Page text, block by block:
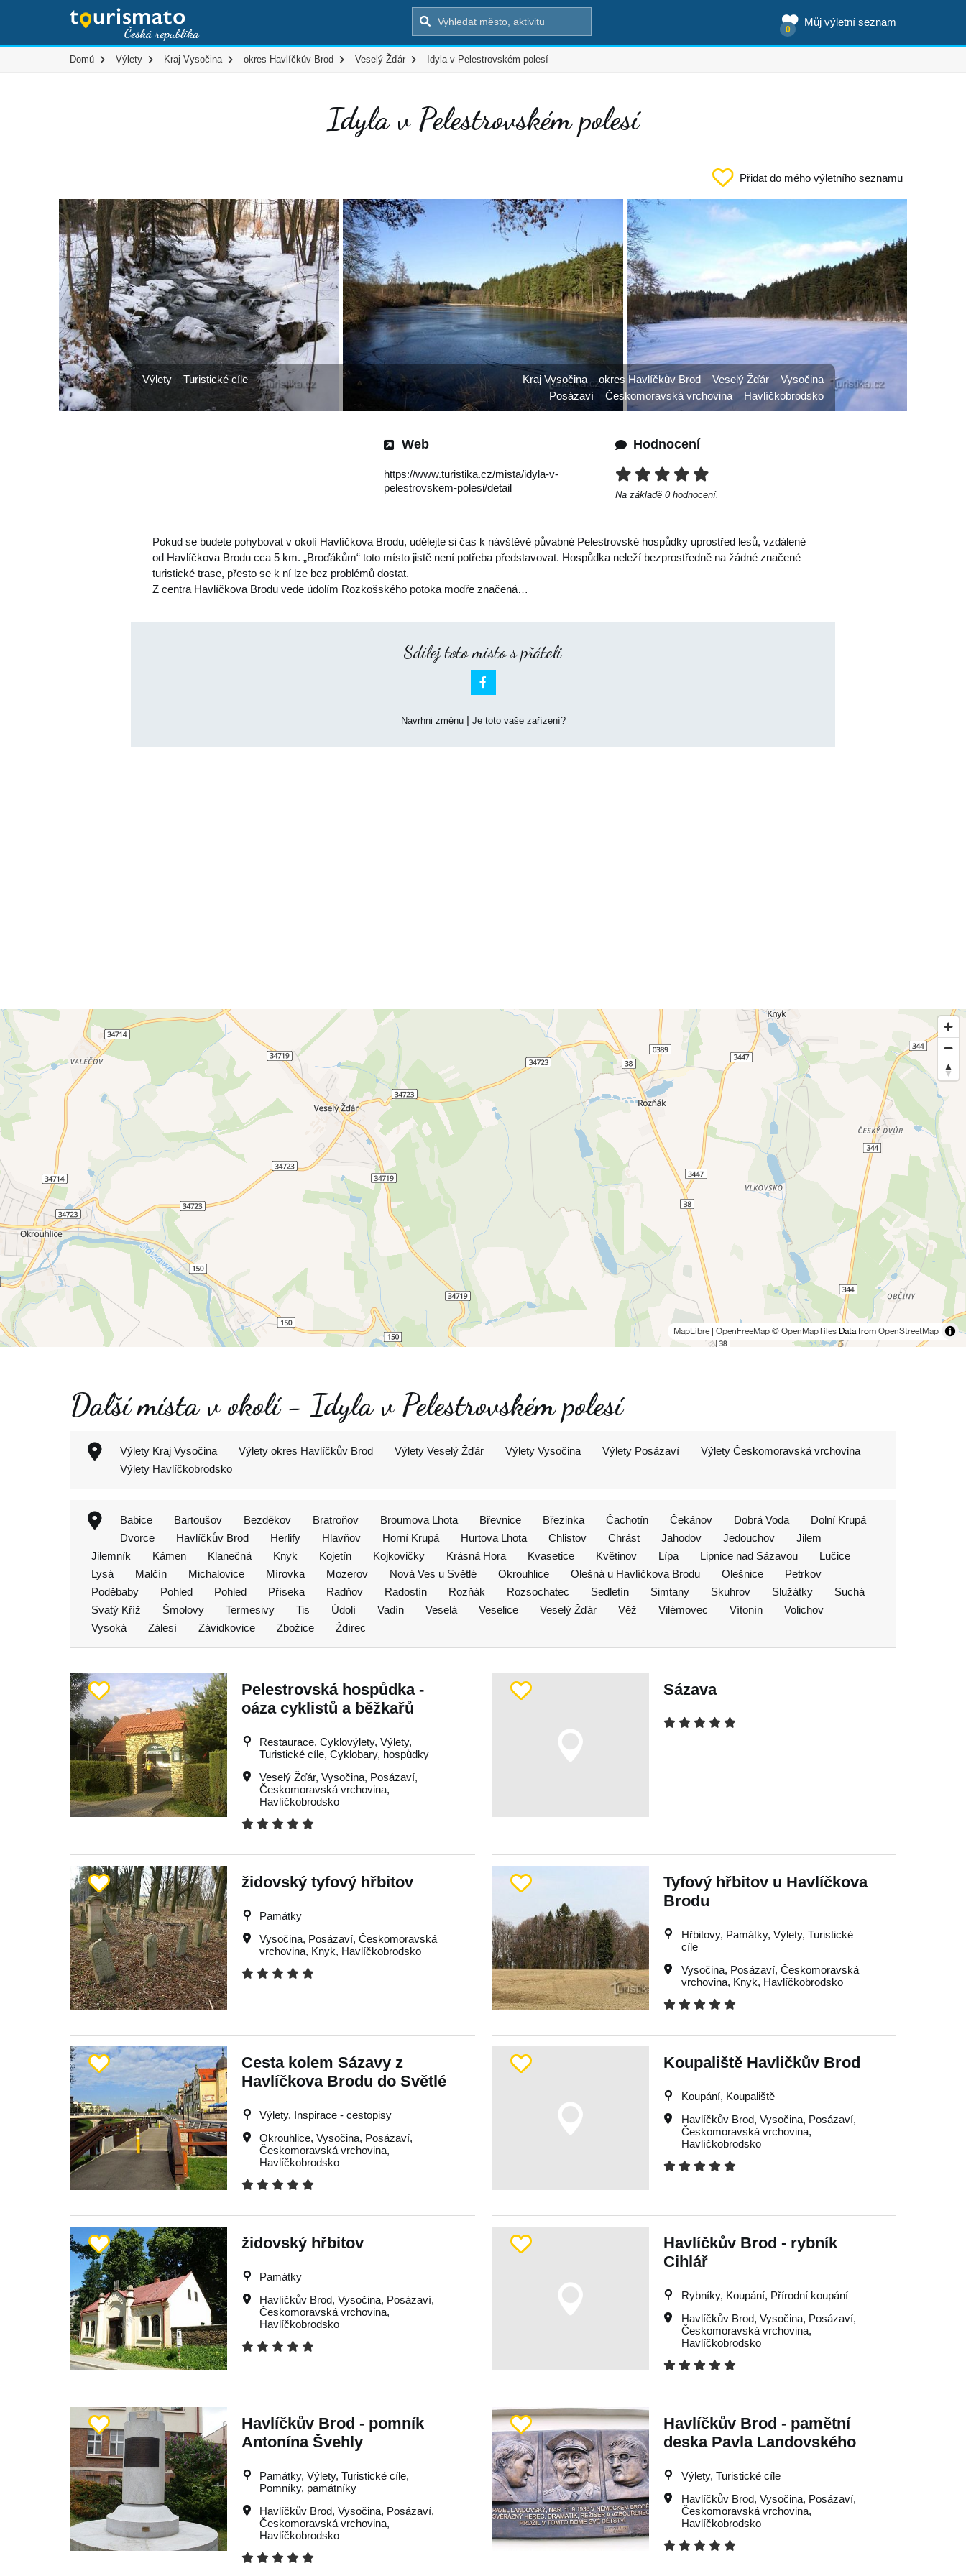
Můj výletní seznam
0
Domů Výlety Kraj Vysočina okres Havlíčkův Brod Veselý Žďár Idyla v Pelestrovském polesí
Idyla v Pelestrovském polesí
Přidat do mého výletního seznamu
Web
https://www.turistika.cz/mista/idyla-v-
pelestrovskem-polesi/detail
Hodnocení
Na základě 0 hodnocení.
Pokud se budete pohybovat v okolí Havlíčkova Brodu, udělejte si čas k návštěvě půvabné Pelestrovské hospůdky uprostřed lesů, vzdálené
od Havlíčkova Brodu cca 5 km. „Broďákům“ toto místo jistě není potřeba představovat. Hospůdka neleží bezprostředně na žádné značené
turistické trase, přesto se k ní lze bez problémů dostat.
Z centra Havlíčkova Brodu vede údolím Rozkošského potoka modře značená…
Výlety Turistické cíle Kraj Vysočina okres Havlíčkův Brod Veselý Žďár
Vysočina
Posázaví
Českomoravská vrchovina Havlíčkobrodsko
Sdílej toto místo s přáteli

Navrhni změnu| Je toto vaše zařízení?
MapLibre OpenFreeMap © OpenMapTiles Data from OpenStreetMap
Další místa v okolí - Idyla v Pelestrovském polesí
Výlety Kraj Vysočina Výlety okres Havlíčkův Brod Výlety Veselý Žďár Výlety Vysočina Výlety Posázaví
Výlety Českomoravská vrchovina
Výlety Havlíčkobrodsko
Babice Bartoušov Bezděkov Bratroňov Broumova Lhota Břevnice Březinka Čachotín Čekánov Dobrá Voda
Dolní Krupá
Dvorce
Havlíčkův Brod Herlify Hlavňov Horní Krupá Hurtova Lhota Chlistov Chrást Jahodov Jedouchov
Jilem
Jilemník
Kámen Klanečná Knyk Kojetín Kojkovičky Krásná Hora Kvasetice Květinov Lípa Lipnice nad Sázavou
Lučice
Lysá
Malčín Michalovice Mírovka Mozerov Nová Ves u Světlé Okrouhlice Olešná u Havlíčkova Brodu Olešnice
Petrkov
Poděbaby
Pohled Pohled Příseka Radňov Radostín Rozňák Rozsochatec Sedletín Simtany Skuhrov Služátky
Suchá
Svatý Kříž
Šmolovy Termesivy Tis Údolí Vadín Veselá Veselice Veselý Žďár Věž Vilémovec Vítonín
Volichov
Vysoká
Zálesí Závidkovice Zbožice Ždírec
Pelestrovská hospůdka -
oáza cyklistů a běžkařů
Restaurace, Cyklovýlety, Výlety,
Turistické cíle, Cyklobary, hospůdky
Veselý Žďár,Vysočina, Posázaví,
Českomoravská vrchovina,
Havlíčkobrodsko
Sázava
židovský tyfový hřbitov
Památky
Vysočina, Posázaví,Českomoravská
vrchovina, Knyk, Havlíčkobrodsko
Tyfový hřbitov u Havlíčkova
Brodu
Hřbitovy, Památky, Výlety, Turistické
cíle
Vysočina, Posázaví, Českomoravská
vrchovina, Knyk, Havlíčkobrodsko
Cesta kolem Sázavy z
Havlíčkova Brodu do Světlé
Výlety, Inspirace - cestopisy
Okrouhlice,Vysočina, Posázaví,
Českomoravská vrchovina,
Havlíčkobrodsko
Koupaliště Havličkův Brod
Koupání, Koupaliště
Havlíčkův Brod, Vysočina, Posázaví,
Českomoravská vrchovina,
Havlíčkobrodsko
židovský hřbitov
Památky
Havlíčkův Brod,Vysočina, Posázaví,
Českomoravská vrchovina,
Havlíčkobrodsko
Havlíčkův Brod - rybník
Cihlář
Rybníky, Koupání, Přírodní koupání
Havlíčkův Brod, Vysočina, Posázaví,
Českomoravská vrchovina,
Havlíčkobrodsko
Havlíčkův Brod - pomník
Antonína Švehly
Památky, Výlety, Turistické cíle,
Pomníky, památníky
Havlíčkův Brod,Vysočina, Posázaví,
Českomoravská vrchovina,
Havlíčkobrodsko
Havlíčkův Brod - pamětní
deska Pavla Landovského
Výlety, Turistické cíle
Havlíčkův Brod, Vysočina, Posázaví,
Českomoravská vrchovina,
Havlíčkobrodsko